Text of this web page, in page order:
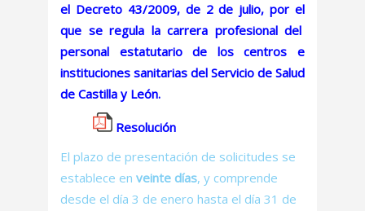
el Decreto 43/2009, de 2 de julio, por el
que se regula la carrera profesional del
personal estatutario de los centros e
instituciones sanitarias del Servicio de Salud
de Castilla y León.
Resolución
El plazo de presentación de solicitudes se
establece en veinte días, y comprende
desde el día 3 de enero hasta el día 31 de